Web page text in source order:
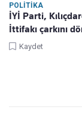
POLITIKA
İYİ Parti,
İttifakı çarkını
Kaydet